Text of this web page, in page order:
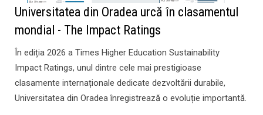
Universitatea din Oradea urcă în clasamentul
mondial - The Impact Ratings
În ediția 2026 a Times Higher Education Sustainability
Impact Ratings, unul dintre cele mai prestigioase
clasamente internaționale dedicate dezvoltării durabile,
Universitatea din Oradea înregistrează o evoluție importantă.